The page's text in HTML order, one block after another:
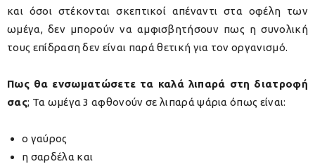
και όσοι στέκονται σκεπτικοί απέναντι στα οφέλη των
ωμέγα, δεν μπορούν να αμφισβητήσουν πως η συνολική
τους επίδραση δεν είναι παρά θετική για τον οργανισμό.
Πως θα ενσωματώσετε τα καλά λιπαρά στη διατροφή
σας; Τα ωμέγα 3 αφθονούν σε λιπαρά ψάρια όπως είναι:
ο γαύρος
η σαρδέλα και